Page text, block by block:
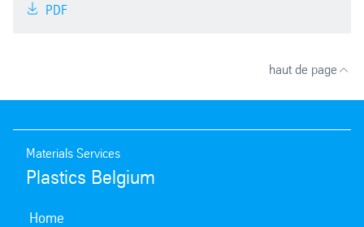
PDF
haut de page
Materials Services
Plastics Belgium
Home